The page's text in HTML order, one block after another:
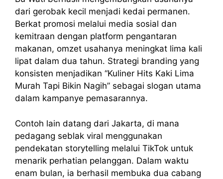
dari gerobak kecil menjadi kedai permanen.
Berkat promosi melalui media sosial dan
kemitraan dengan platform pengantaran
makanan, omzet usahanya meningkat lima kali
lipat dalam dua tahun. Strategi branding yang
konsisten menjadikan “Kuliner Hits Kaki Lima
Murah Tapi Bikin Nagih” sebagai slogan utama
dalam kampanye pemasarannya.
Contoh lain datang dari Jakarta, di mana
pedagang seblak viral menggunakan
pendekatan storytelling melalui TikTok untuk
menarik perhatian pelanggan. Dalam waktu
enam bulan, ia berhasil membuka dua cabang